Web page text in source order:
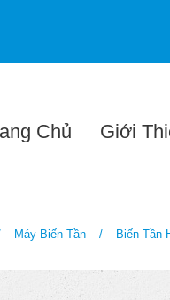
Chủ Giới
Máy Biến Tần / Biến Tần